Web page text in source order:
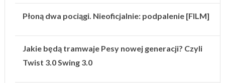
Płoną dwa pociągi. Nieoficjalnie: podpalenie [FILM]
Jakie będą tramwaje Pesy nowej generacji? Czyli
Twist 3.0 Swing 3.0